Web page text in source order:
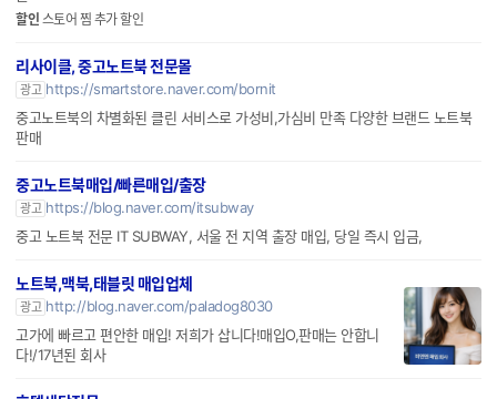
3M 정품 노트북용 액정 화면 보안필름 블루라이트 차단 보안기 및 주변기기 전문
할인스토어 찜 추가 할인
리사이클, 중고노트북 전문몰
광고 https://smartstore.naver.com/bornit
판매
중고노트북매입/빠른매입/출장
광고 https://blog.naver.com/itsubway
중고 노트북 전문 IT SUBWAY, 서울 전 지역 출장 매입, 당일 즉시 입금,
노트북,맥북,태블릿 매입업체
광고 http://blog.naver.com/paladog8030
다!/17년된 회사